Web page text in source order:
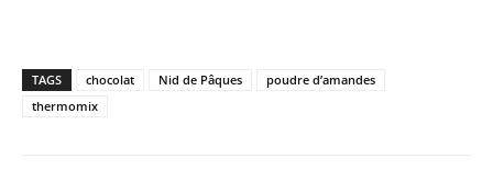
TAGS chocolat Nid de Pâques
poudre d’amandes
thermomix